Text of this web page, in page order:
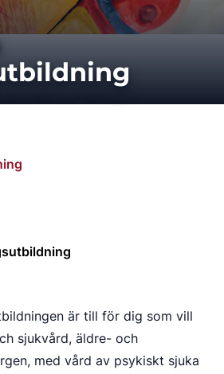
är till för dig som vill
sjukvård, äldre- och
med vård av psykiskt sjuka